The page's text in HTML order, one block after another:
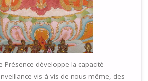
Présence développe la capacité
vis-à-vis de nous-même, des